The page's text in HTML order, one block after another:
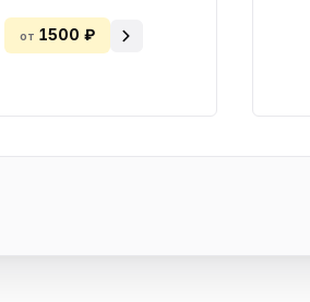
от 1500 ₽